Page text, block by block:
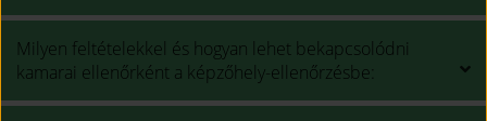
Milyen feltételekkel és hogyan lehet bekapcsolódni
kamarai ellenőrként a képzőhely-ellenőrzésbe: